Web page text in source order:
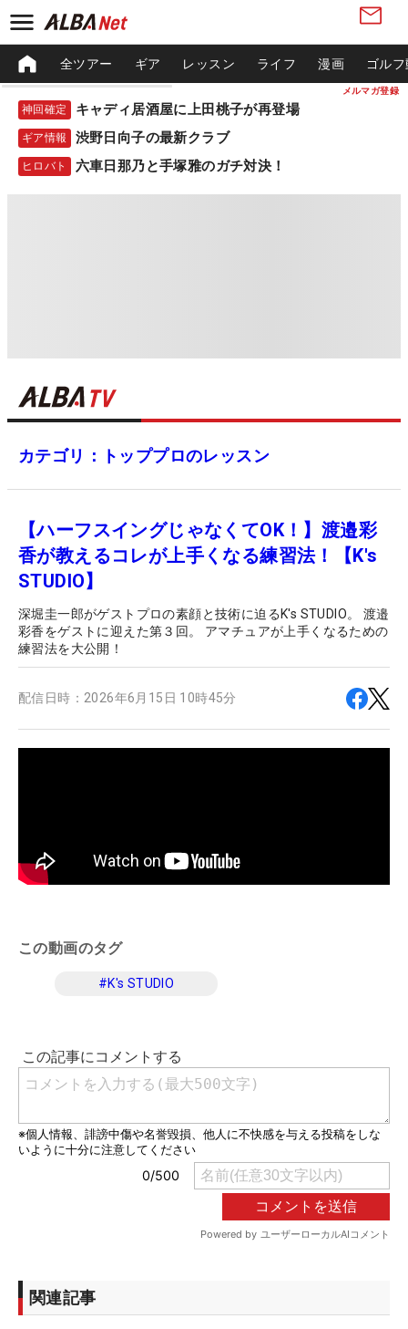
メルマガ登録
全ツアー ギア レッスン ライフ 漫画 ゴル
神回確定 キャディ居酒屋に上田桃子が再登場
ギア情報 渋野日向子の最新クラブ
ヒロバト 六車日那乃と手塚雅のガチ対決！
カテゴリ：トッププロのレッスン
【ハーフスイングじゃなくてOK！】渡邉彩
香が教えるコレが上手くなる練習法！【K's
STUDIO】
深堀圭一郎がゲストプロの素顔と技術に迫るK's STUDIO。 渡邉
彩香をゲストに迎えた第３回。 アマチュアが上手くなるための
練習法を大公開！
配信日時： 2026年6月15日 10時45分
この動画のタグ
#K's STUDIO
関連記事